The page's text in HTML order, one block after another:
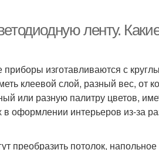
ленту.
изготавливаются с
клеевой слой, разный вес, от
или разную палитру цветов,
оформлении интерьеров из-за
преобразить потолок,